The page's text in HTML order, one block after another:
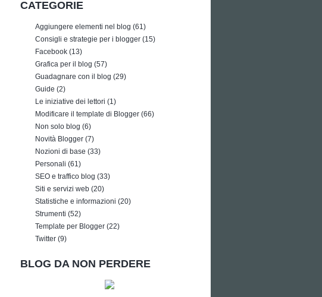
CATEGORIE
Aggiungere elementi nel blog (61)
Consigli e strategie per i blogger (15)
Facebook (13)
Grafica per il blog (57)
Guadagnare con il blog (29)
Guide (2)
Le iniziative dei lettori (1)
Modificare il template di Blogger (66)
Non solo blog (6)
Novità Blogger (7)
Nozioni di base (33)
Personali (61)
SEO e traffico blog (33)
Siti e servizi web (20)
Statistiche e informazioni (20)
Strumenti (52)
Template per Blogger (22)
Twitter (9)
BLOG DA NON PERDERE